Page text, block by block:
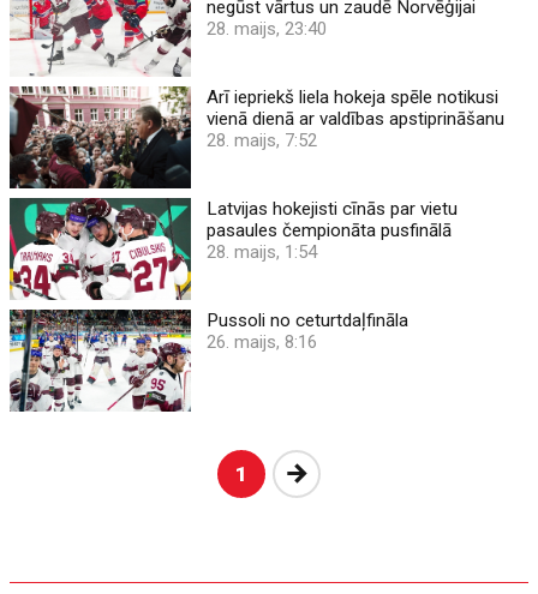
negūst vārtus un zaudē Norvēģijai
28. maijs, 23:40
Arī iepriekš liela hokeja spēle notikusi
vienā dienā ar valdības apstiprināšanu
28. maijs, 7:52
Latvijas hokejisti cīnās par vietu
pasaules čempionāta pusfinālā
28. maijs, 1:54
Pussoli no ceturtdaļfināla
26. maijs, 8:16
1 Nākošā